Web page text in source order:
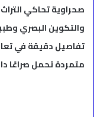
صحراوية تحاكي
والتكوين البصري
تفاصيل دقيقة في
متمردة تحمل صراعًا